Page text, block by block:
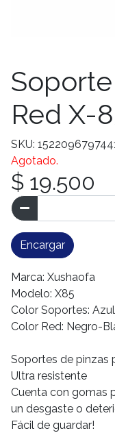
Red X-
SKU:
Agotado.
$ 19.500
Encargar
Marca: Xushaofa
Modelo: X85
Color Soportes:
Color Red: Negro-
Soportes de pinzas
Ultra resistente
Cuenta con gomas
un desgaste o
Fácil de guardar!